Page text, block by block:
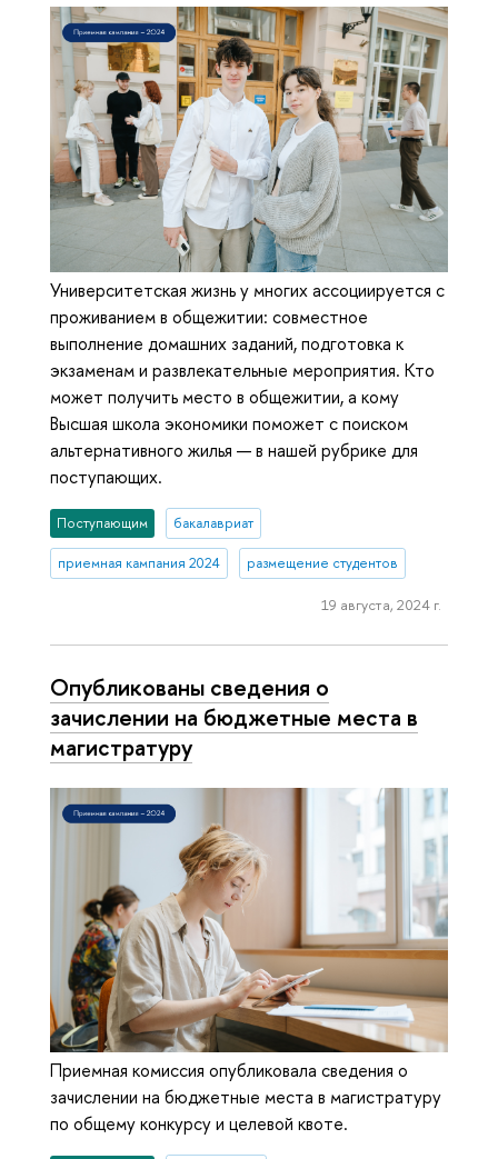
Университетская жизнь у многих ассоциируется с
проживанием в общежитии: совместное
выполнение домашних заданий, подготовка к
экзаменам и развлекательные мероприятия. Кто
может получить место в общежитии, а кому
Высшая школа экономики поможет с поиском
альтернативного жилья — в нашей рубрике для
поступающих.
Поступающим бакалавриат
приемная кампания 2024 размещение студентов
19 августа, 2024 г.
Опубликованы сведения о
зачислении на бюджетные места в
магистратуру
Приемная комиссия опубликовала сведения о
зачислении на бюджетные места в магистратуру
по общему конкурсу и целевой квоте.